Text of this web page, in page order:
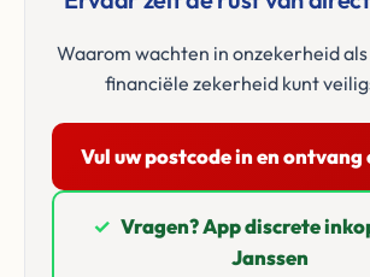
Waarom wachten in onzekerheid als
financiële zekerheid kunt
Vul uw postcode in en ontvang
✓ Vragen? App discrete
Janssen